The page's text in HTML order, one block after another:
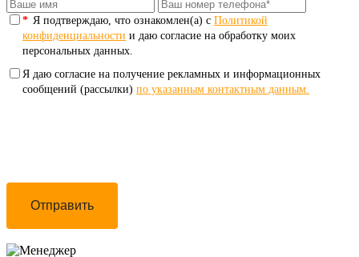
* Я подтверждаю, что ознакомлен(а) с Политикой
конфиденциальности и даю согласие на обработку моих
персональных данных.
Я даю согласие на получение рекламных и информационных
сообщений (рассылки) по указанным контактным данным.
Отправить